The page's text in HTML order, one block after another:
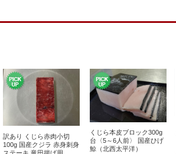
訳あり くじら赤肉小切
100g 国産クジラ 赤身刺身
くじら本皮ブロック300g
台〈5～6人前〉 国産ひげ
鯨（北西太平洋）